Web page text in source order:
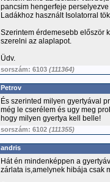
pancsim hengerfeje
Ladákhoz használt Isolatorral
Szerintem érdemesebb először
szerelni az alaplapot.
Üdv.
sorszám: 6103 (111364)
Petrov
És szerinted milyen gyertyával
még le cserélem és ugy meg
hogy milyen gyertya kell belle!
sorszám: 6102 (111355)
andris
Hát én mindenképpen a
zárlata is,amelynek hibája csak